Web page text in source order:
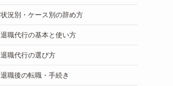
状況別・ケース別の辞め方
退職代行の基本と使い方
退職代行の選び方
退職後の転職・手続き